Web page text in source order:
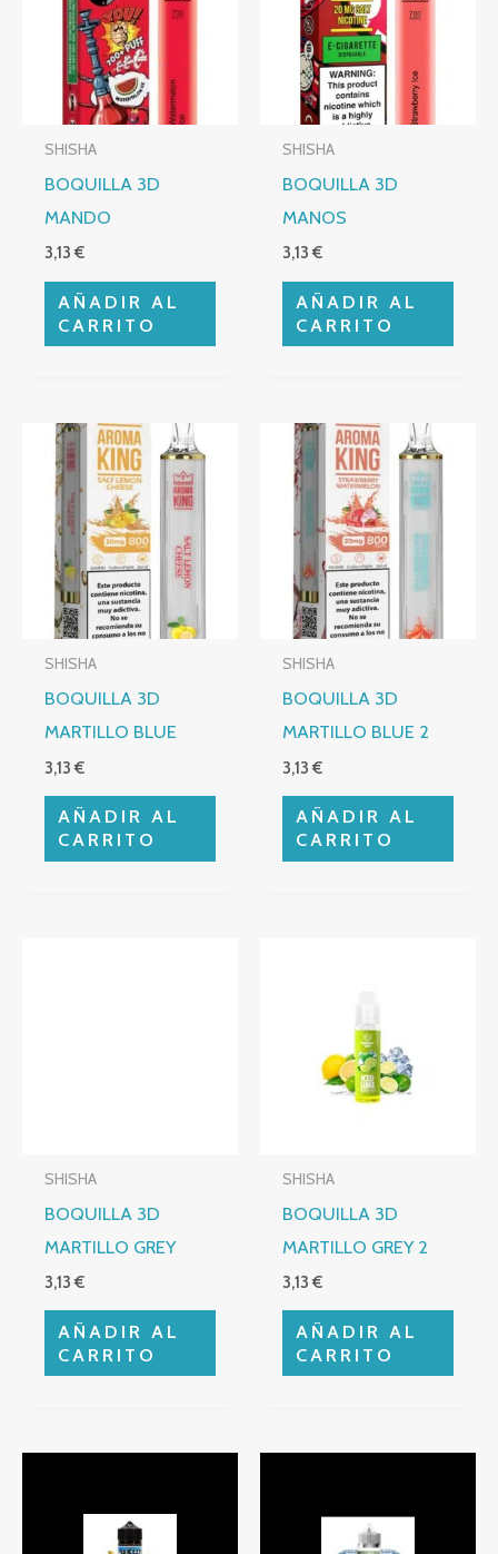
SHISHA
BOQUILLA 3D
MANDO
3,13€
AÑADIR AL
CARRITO
SHISHA
BOQUILLA 3D
MANOS
3,13€
AÑADIR AL
CARRITO
SHISHA
BOQUILLA 3D
MARTILLO BLUE
3,13€
AÑADIR AL
CARRITO
SHISHA
BOQUILLA 3D
MARTILLO BLUE 2
3,13€
AÑADIR AL
CARRITO
SHISHA
BOQUILLA 3D
MARTILLO GREY
3,13€
AÑADIR AL
CARRITO
SHISHA
BOQUILLA 3D
MARTILLO GREY 2
3,13€
AÑADIR AL
CARRITO